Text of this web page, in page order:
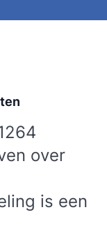
over
is een